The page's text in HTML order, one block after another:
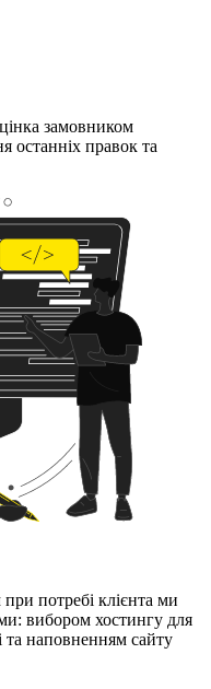
замовником
останніх правок та
потребі клієнта ми
вибором хостингу для
та наповненням сайту